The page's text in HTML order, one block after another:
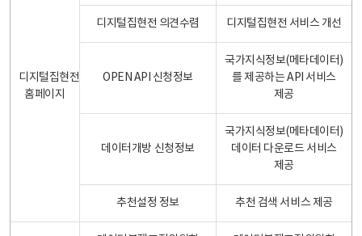
디지털집현전
홈페이지
디지털집현전 의견수렴 디지털집현전 서비스 개선
OPEN API 신청정보
국가지식정보(메타데이터)
를 제공하는 API 서비스
제공
데이터개방 신청정보
국가지식정보(메타데이터)
데이터 다운로드 서비스
제공
추천설정 정보 추천 검색 서비스 제공